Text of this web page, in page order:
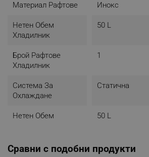
Материал Рафтове Инокс
Нетен Обем
Хладилник
50 L
Брой Рафтове
Хладилник
1
Система За
Охлаждане
Статична
Нетен Обем 50 L
Сравни с подобни продукти